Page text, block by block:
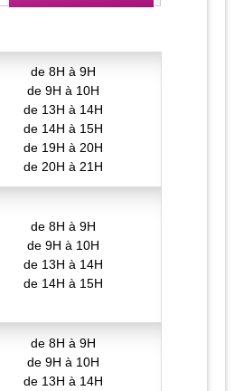
de 8H à 9H
de 9H à 10H
de 13H à 14H
de 14H à 15H
de 19H à 20H
de 20H à 21H
de 8H à 9H
de 9H à 10H
de 13H à 14H
de 14H à 15H
de 8H à 9H
de 9H à 10H
de 13H à 14H